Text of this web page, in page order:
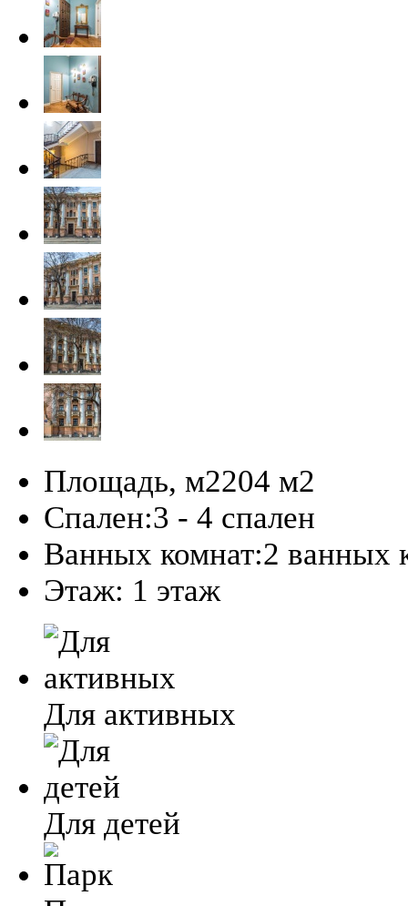
Площадь, м2204 м2
Спален:3 - 4 спален
Ванных комнат:2 ванных
Этаж: 1 этаж
Для активных
Для детей